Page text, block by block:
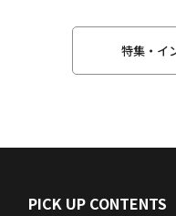
特集・イ
PICK UP CONTENTS